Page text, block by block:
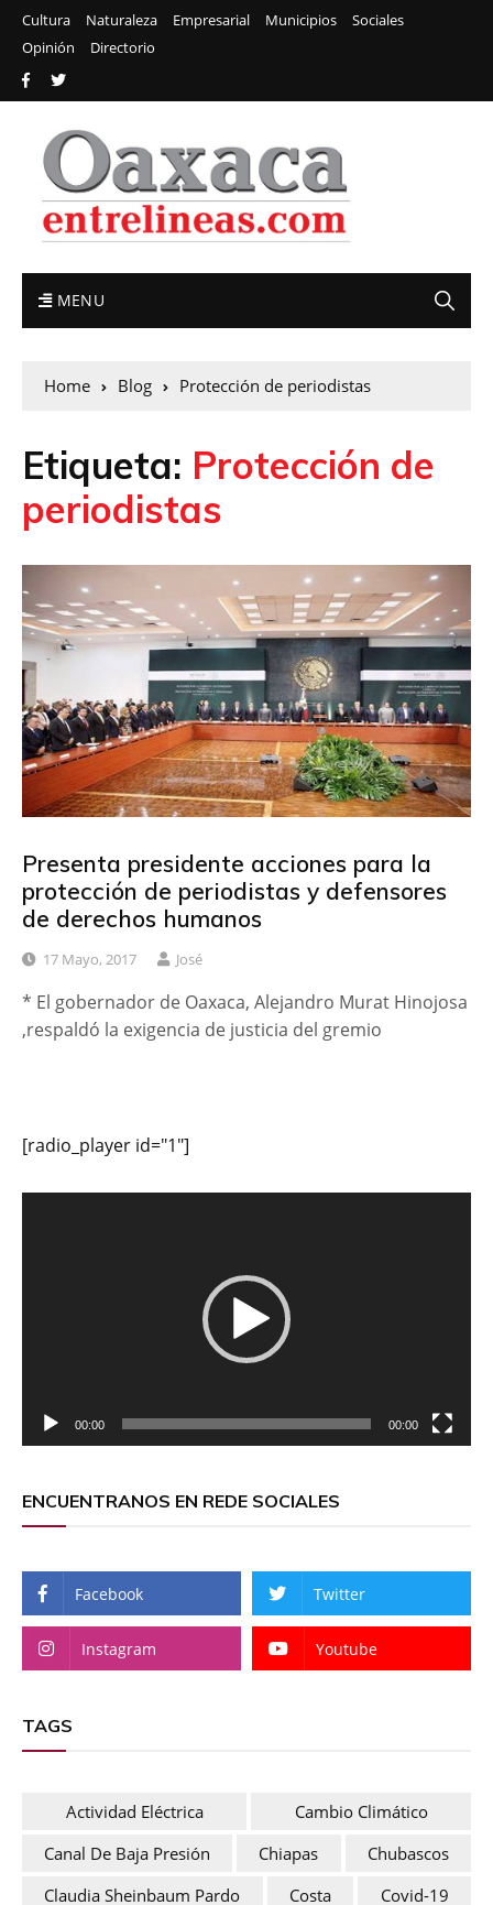
Cultura Naturaleza Empresarial Municipios
Sociales
Opinión
Directorio
MENU
Home Blog Protección de periodistas
Etiqueta: Protección de
periodistas
Presenta presidente acciones para la
protección de periodistas y defensores
de derechos humanos
17 Mayo, 2017 José
* El gobernador de Oaxaca, Alejandro Murat Hinojosa
,respaldó la exigencia de justicia del gremio
[radio_player id="1"]
00:00 00:00
ENCUENTRANOS EN REDE SOCIALES
Facebook Twitter
Instagram Youtube
TAGS
Actividad Eléctrica
Cambio Climático
Canal De Baja Presión
Chiapas
Chubascos
Claudia Sheinbaum Pardo
Costa
Covid-19